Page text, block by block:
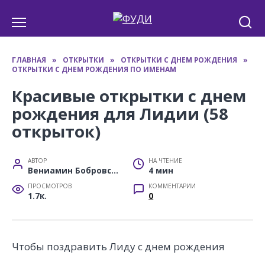
содержанию
ГЛАВНАЯ » ОТКРЫТКИ » ОТКРЫТКИ С ДНЕМ РОЖДЕНИЯ
»
ОТКРЫТКИ С ДНЕМ РОЖДЕНИЯ ПО ИМЕНАМ
Красивые открытки с днем
рождения для Лидии (58
открыток)
АВТОР
Вениамин Бобровский
НА ЧТЕНИЕ
4 мин
ПРОСМОТРОВ
1.7к.
КОММЕНТАРИИ
0
Чтобы поздравить Лиду с днем рождения